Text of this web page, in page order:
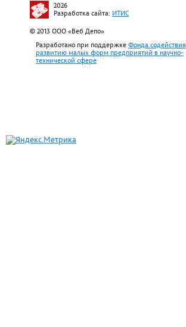
2026
Разработка сайта: ИТИС
© 2013 ООО «Веб Депо»
Разработано при поддержке Фонда содействия
развитию малых форм предприятий в научно-
технической сфере